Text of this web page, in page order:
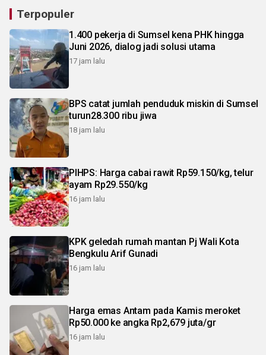
Terpopuler
1.400 pekerja di Sumsel kena PHK hingga
Juni 2026, dialog jadi solusi utama
17 jam lalu
BPS catat jumlah penduduk miskin di Sumsel
turun28.300 ribu jiwa
18 jam lalu
PIHPS: Harga cabai rawit Rp59.150/kg, telur
ayam Rp29.550/kg
16 jam lalu
KPK geledah rumah mantan Pj Wali Kota
Bengkulu Arif Gunadi
16 jam lalu
Harga emas Antam pada Kamis meroket
Rp50.000 ke angka Rp2,679 juta/gr
16 jam lalu